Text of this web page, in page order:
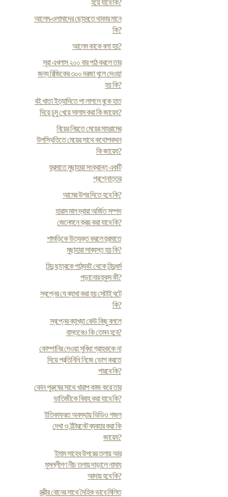
হয়ে যাবে কি?
আলেম-ওলামাদের ছোহবতে থাকার মানে
কি?
আলেম কাকে বলা হয়?
সূরা এখলাস ২০০ বার পাঠ করলে তার
জন্য রিজিকের ৩০০ দরজা খুলে দেওয়া
হয় কি?
ব‌ই খাতা ইত্যাদিতে পা লাগলে বুকে হাত
দিয়ে চুমু খেয়ে সালাম করা কি জায়েয?
বিয়ের নিয়তে মেয়ের মাহরামের
উপস্থিতিতে মেয়ের সাথে কথোপকথন
কি জায়েয?
হুরমাতে মুছাহারা সংক্রান্ত একটি
প্রশ্নোত্তর
আমের উশর দিতে হবে কি?
হারাম মাল দ্বারা অর্জিত সম্পদ
জেনেশুনে ক্রয় করা যাবে কি?
শাশুড়িকে উত্যক্ত করলে হুরমাতে
মুছাহারা সাব্যস্ত হয় কি?
হিন্দু ছাত্রকে পাঠ্যবই থেকে হিন্দুধর্ম
পড়ানোর হুকুম কী?
স্বপ্নের যে ব্যাখা করা হয় সেটাই ঘটে
কি?
স্বপ্নের ব্যাখ্যা কেউ কিছু বললে
বাস্তবেও কি তেমন হবে?
কোম্পানির দেওয়া সুবিধা গ্রাহককে না
দিয়ে প্রতিনিধি নিজে ভোগ করতে
পারবে কি?
কোন পুরুষের সাথে খারাপ কাজ করে তার
ভাতিজীকে বিবাহ করা যাবে কি?
ইতিকাফরত অবস্থায় ভিডিও গজল
দেখা ও ইন্টারনেট ব্যবহার করা কি
জায়েয?
ইমাম সাহেব উপরের তলায় আর
মুসল্লীগণ নীচ তলায় দাড়ালে নামায
আদায় হবে কি?
স্ত্রীর বোনের সাথে দৈহিক ভাবে মিলিত